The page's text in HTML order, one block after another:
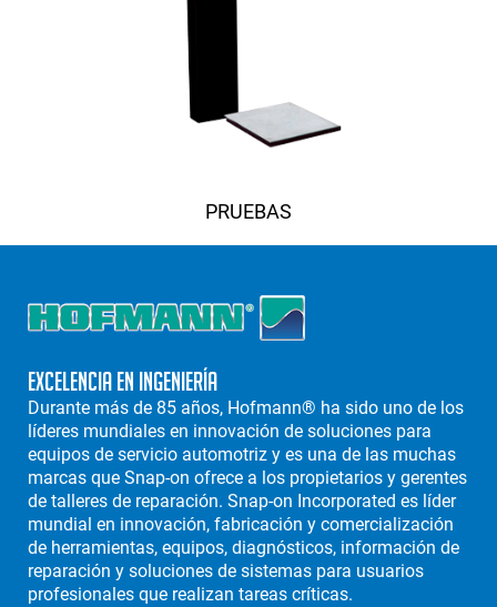
PRUEBAS
Excelencia en Ingeniería
Durante más de 85 años, Hofmann® ha sido uno de los
líderes mundiales en innovación de soluciones para
equipos de servicio automotriz y es una de las muchas
marcas que Snap-on ofrece a los propietarios y gerentes
de talleres de reparación. Snap-on Incorporated es líder
mundial en innovación, fabricación y comercialización
de herramientas, equipos, diagnósticos, información de
reparación y soluciones de sistemas para usuarios
profesionales que realizan tareas críticas.